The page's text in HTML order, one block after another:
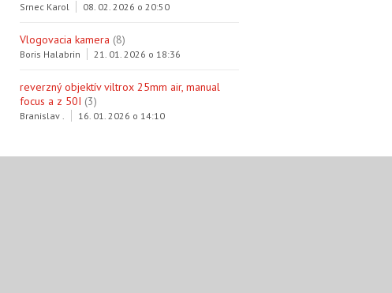
Srnec Karol 08. 02. 2026 o 20:50
Vlogovacia kamera (8)
Boris Halabrin 21. 01. 2026 o 18:36
reverzný objektív viltrox 25mm air, manual
focus a z 50I (3)
Branislav . 16. 01. 2026 o 14:10